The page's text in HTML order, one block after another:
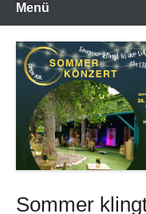
Menü
Sommer